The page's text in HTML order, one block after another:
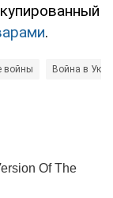
.
войны Война в